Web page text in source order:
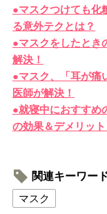
●マスクつけても化
る意外テクとは？
●マスクをしたとき
解決！
●マスク、「耳が痛
医師が解決！
●就寝中におすすめ
の効果＆デメリッ
関連キーワー
マスク